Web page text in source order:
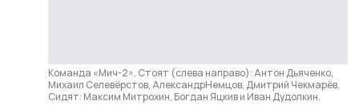
Команда «Мич-2». Стоят (слева направо): Антон Дьяченко,
Михаил Селевёрстов, АлександрНемцов, Дмитрий Чекмарёв.
Сидят: Максим Митрохин, Богдан Яцкив и Иван Дудолкин.